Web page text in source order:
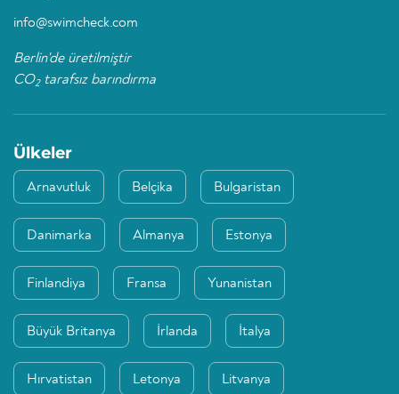
info@swimcheck.com
Berlin'de üretilmiştir
CO2tarafsız barındırma
Ülkeler
Arnavutluk Belçika Bulgaristan
Danimarka Almanya Estonya
Finlandiya Fransa Yunanistan
Büyük Britanya İrlanda İtalya
Hırvatistan Letonya Litvanya